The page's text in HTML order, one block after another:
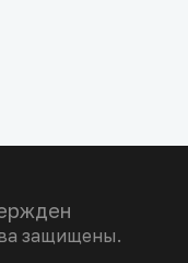
защищены.